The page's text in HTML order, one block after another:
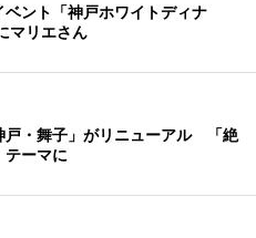
ベント「神戸ホワイトディナ
マリエさん
戸・舞子」がリニューアル 「絶
テーマに